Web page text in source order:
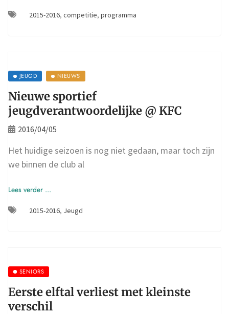
2015-2016, competitie, programma
JEUGD NIEUWS
Nieuwe sportief
jeugdverantwoordelijke @ KFC
2016/04/05
Het huidige seizoen is nog niet gedaan, maar toch zijn
we binnen de club al
Lees verder ...
2015-2016, Jeugd
SENIORS
Eerste elftal verliest met kleinste
verschil